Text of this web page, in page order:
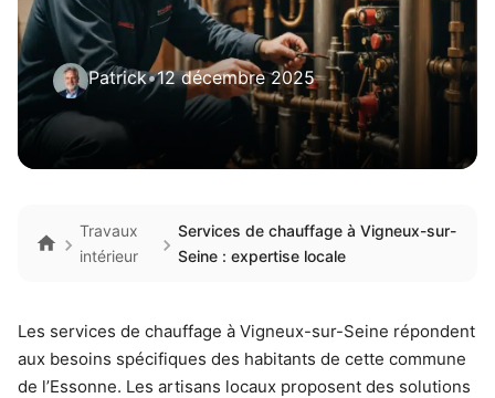
Patrick•12 décembre 2025
Travaux
intérieur
Services de chauffage à Vigneux-sur-
Seine : expertise locale
Les services de chauffage à Vigneux-sur-Seine répondent
aux besoins spécifiques des habitants de cette commune
de l’Essonne. Les artisans locaux proposent des solutions